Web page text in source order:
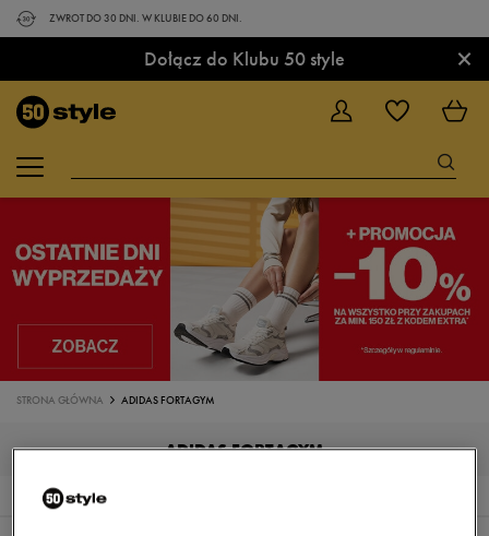
ZWROT DO 30 DNI. W KLUBIE DO 60 DNI.
Dołącz do Klubu 50 style ×
STRONA GŁÓWNA ADIDAS FORTAGYM
ADIDAS FORTAGYM
0
Wyników